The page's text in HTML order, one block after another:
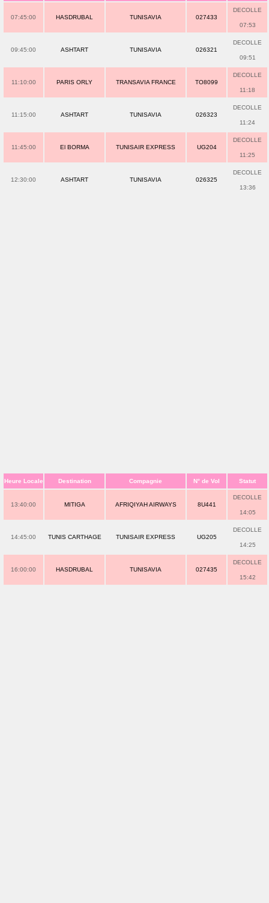
07:45:00 HASDRUBAL TUNISAVIA 027433
DECOLLE
07:53
09:45:00 ASHTART TUNISAVIA 026321
DECOLLE
09:51
11:10:00 PARIS ORLY TRANSAVIA FRANCE TO8099
DECOLLE
11:18
11:15:00 ASHTART TUNISAVIA 026323
DECOLLE
11:24
11:45:00 El BORMA TUNISAIR EXPRESS UG204
DECOLLE
11:25
12:30:00 ASHTART TUNISAVIA 026325
DECOLLE
13:36
Heure Locale Destination Compagnie N° de Vol Statut
13:40:00 MITIGA AFRIQIYAH AIRWAYS 8U441
DECOLLE
14:05
14:45:00 TUNIS CARTHAGE TUNISAIR EXPRESS UG205
DECOLLE
14:25
16:00:00 HASDRUBAL TUNISAVIA 027435
DECOLLE
15:42